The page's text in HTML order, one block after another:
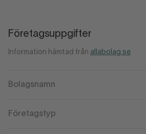
Företagsuppgifter
Information hämtad från allabolag.se
Bolagsnamn
Företagstyp